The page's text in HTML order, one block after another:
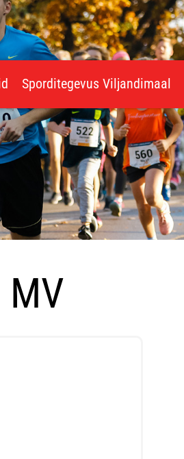
Sporditegevus Viljandimaal